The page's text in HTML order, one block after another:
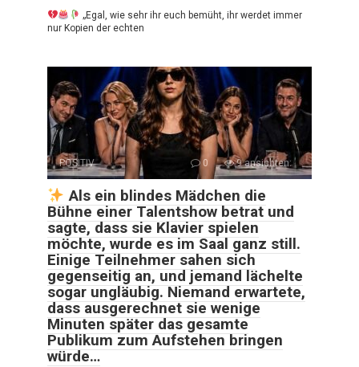
„Egal, wie sehr ihr euch bemüht, ihr werdet immer
nur Kopien der echten
POSITIV 0 9 ansichten:
Als ein blindes Mädchen die
Bühne einer Talentshow betrat und
sagte, dass sie Klavier spielen
möchte, wurde es im Saal ganz still.
Einige Teilnehmer sahen sich
gegenseitig an, und jemand lächelte
sogar ungläubig. Niemand erwartete,
dass ausgerechnet sie wenige
Minuten später das gesamte
Publikum zum Aufstehen bringen
würde…